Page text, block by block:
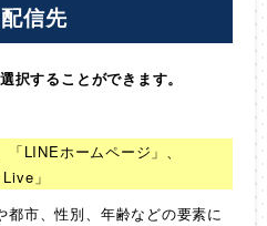
信先
択することができます。
LINEホームページ」、
」
市、性別、年齢などの要素に